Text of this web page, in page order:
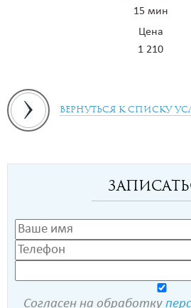
15 мин
Цена
1 210
Вернуться к списку
Согласен на обработку